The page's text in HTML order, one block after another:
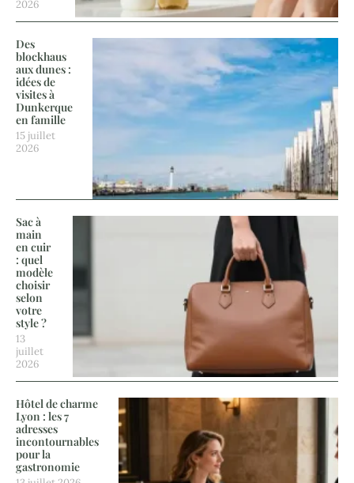
2026
Des
blockhaus
aux dunes :
idées de
visites à
Dunkerque
en famille
15 juillet
2026
Sac à
main
en cuir
: quel
modèle
choisir
selon
votre
style ?
13
juillet
2026
Hôtel de charme
Lyon : les 7
adresses
incontournables
pour la
gastronomie